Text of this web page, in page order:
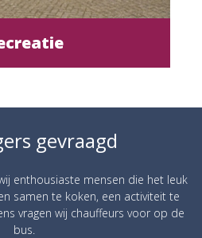
gevraagd
enthousiaste mensen die het leuk
samen te koken, een activiteit te
vragen wij chauffeurs voor op de
bus.